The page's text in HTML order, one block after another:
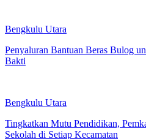
Bengkulu Utara
Penyaluran Bantuan Beras Bulog
Bakti
Bengkulu Utara
Tingkatkan Mutu Pendidikan,
Sekolah di Setiap Kecamatan